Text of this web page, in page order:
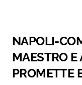
NAPOLI-
MAESTRO E
PROMETTE